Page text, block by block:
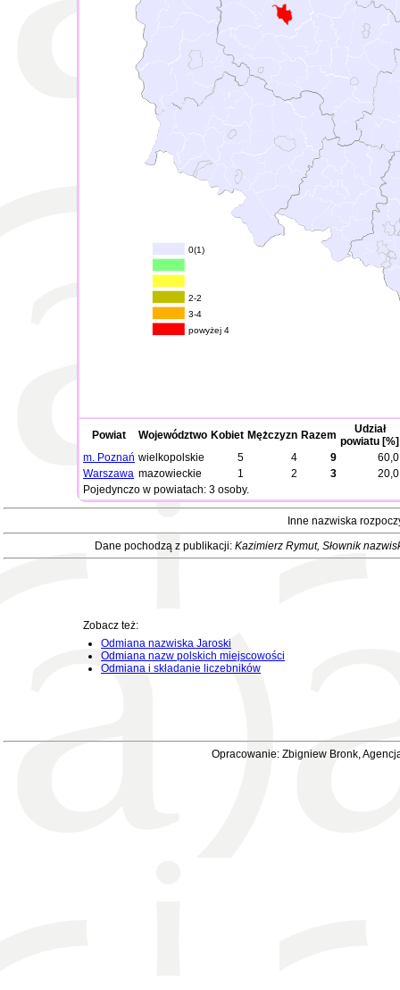
0(1)
2-2
3-4
powyżej 4
Powiat Województwo Kobiet Mężczyzn Razem
Udział
powiatu [%]
m. Poznań wielkopolskie 5 4 9
60,0
Warszawa mazowieckie 1 2 3
20,0
Pojedynczo w powiatach: 3 osoby.
Inne nazwiska
Dane pochodzą z publikacji: Kazimierz Rymut, Słownik
Zobacz też:
Odmiana nazwiska Jaroski
Odmiana nazw polskich miejscowości
Odmiana i składanie liczebników
Opracowanie: Zbigniew Bronk,